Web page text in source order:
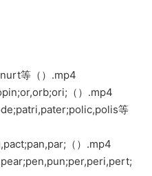
等（）.mp4
（）.mp4
等
（）.mp4